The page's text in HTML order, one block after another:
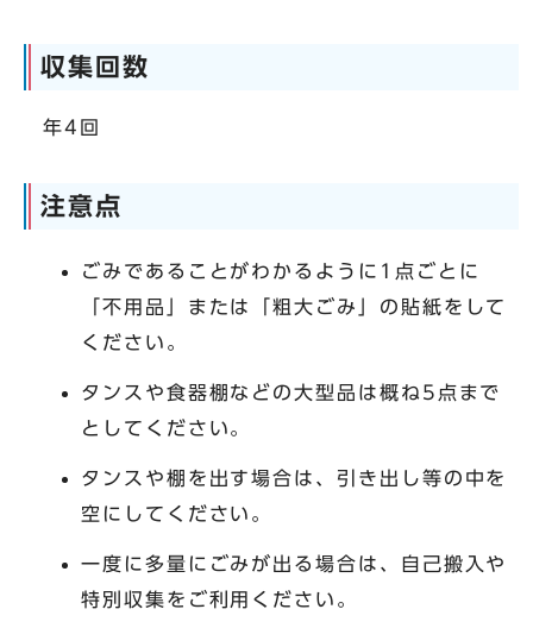
収集回数
年4回
注意点
ごみであることがわかるように1点ごとに
「不用品」または「粗大ごみ」の貼紙をして
ください。
タンスや食器棚などの大型品は概ね5点まで
としてください。
タンスや棚を出す場合は、引き出し等の中を
空にしてください。
一度に多量にごみが出る場合は、自己搬入や
特別収集をご利用ください。